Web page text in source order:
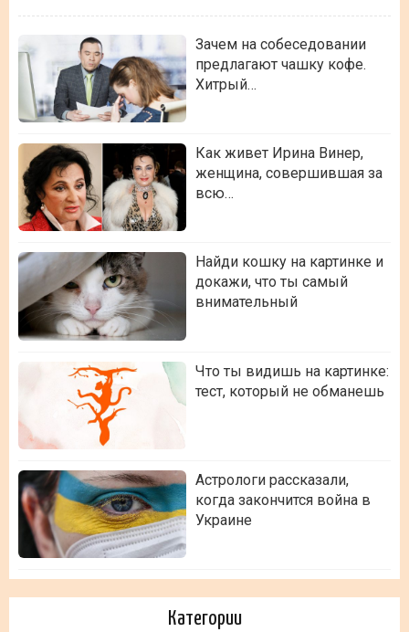
Зачем на собеседовании
предлагают чашку кофе.
Хитрый…
Как живет Ирина Винер,
женщина, совершившая за
всю…
Найди кошку на картинке и
докажи, что ты самый
внимательный
Что ты видишь на картинке:
тест, который не обманешь
Астрологи рассказали,
когда закончится война в
Украине
Категории